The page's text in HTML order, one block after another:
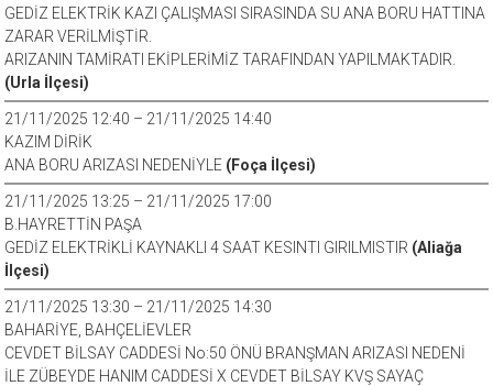
GEDİZ ELEKTRİK KAZI ÇALIŞMASI SIRASINDA SU ANA BORU HATTINA
ZARAR VERİLMİŞTİR.
ARIZANIN TAMİRATI EKİPLERİMİZ TARAFINDAN YAPILMAKTADIR.
(Urla İlçesi)
21/11/2025 12:40 – 21/11/2025 14:40
KAZIM DİRİK
ANA BORU ARIZASI NEDENİYLE (Foça İlçesi)
21/11/2025 13:25 – 21/11/2025 17:00
B.HAYRETTİN PAŞA
GEDİZ ELEKTRİKLİ KAYNAKLI 4 SAAT KESINTI GIRILMISTIR (Aliağa
İlçesi)
21/11/2025 13:30 – 21/11/2025 14:30
BAHARİYE, BAHÇELİEVLER
CEVDET BİLSAY CADDESİ No:50 ÖNÜ BRANŞMAN ARIZASI NEDENİ
İLE ZÜBEYDE HANIM CADDESİ X CEVDET BİLSAY KVŞ SAYAÇ